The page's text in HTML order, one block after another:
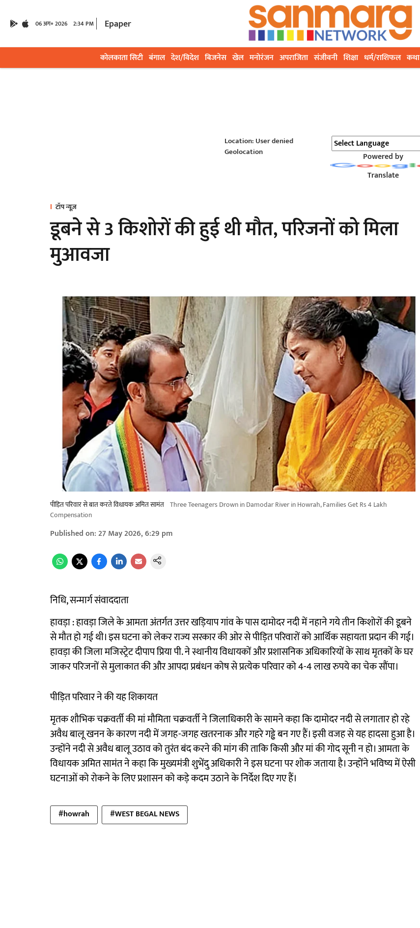
06 अग॰ 2026 2:34 PM Epaper
कोलकाता सिटी बंगाल देश/विदेश बिजनेस खेल मनोरंजन अपराजिता संजीवनी शिक्षा धर्म/राशिफल कथा
Location: User denied
Geolocation
Powered by
Translate
टॉप न्यूज़
डूबने से 3 किशोरों की हुई थी मौत, परिजनों को मिला
मुआवजा
पीड़ित परिवार से बात करते विधायक अमित सामंत Three Teenagers Drown in Damodar River in Howrah, Families Get Rs 4 Lakh
Compensation
Published on:27 May 2026, 6:29 pm
निधि, सन्मार्ग संवाददाता
हावड़ा : हावड़ा जिले के आमता अंतर्गत उत्तर खड़ियाप गांव के पास दामोदर नदी में नहाने गये तीन किशोरों की डूबने
से मौत हो गई थी। इस घटना को लेकर राज्य सरकार की ओर से पीड़ित परिवारों को आर्थिक सहायता प्रदान की गई।
हावड़ा की जिला मजिस्ट्रेट दीपाप प्रिया पी. ने स्थानीय विधायकों और प्रशासनिक अधिकारियों के साथ मृतकों के घर
जाकर परिजनों से मुलाकात की और आपदा प्रबंधन कोष से प्रत्येक परिवार को 4-4 लाख रुपये का चेक सौंपा।
पीड़ित परिवार ने की यह शिकायत
मृतक शौभिक चक्रवर्ती की मां मौमिता चक्रवर्ती ने जिलाधिकारी के सामने कहा कि दामोदर नदी से लगातार हो रहे
अवैध बालू खनन के कारण नदी में जगह-जगह खतरनाक और गहरे गड्ढे बन गए हैं। इसी वजह से यह हादसा हुआ है।
उन्होंने नदी से अवैध बालू उठाव को तुरंत बंद करने की मांग की ताकि किसी और मां की गोद सूनी न हो। आमता के
विधायक अमित सामंत ने कहा कि मुख्यमंत्री शुभेंदु अधिकारी ने इस घटना पर शोक जताया है। उन्होंने भविष्य में ऐसी
घटनाओं को रोकने के लिए प्रशासन को कड़े कदम उठाने के निर्देश दिए गए हैं।
#howrah #WEST BEGAL NEWS